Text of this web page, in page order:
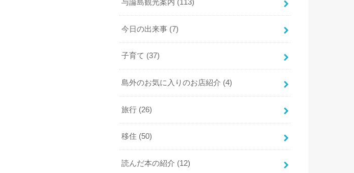
与論島観光案内 (113)
今日の出来事 (7)
子育て (37)
島外のお気に入りのお店紹介 (4)
旅行 (26)
移住 (50)
読んだ本の紹介 (12)